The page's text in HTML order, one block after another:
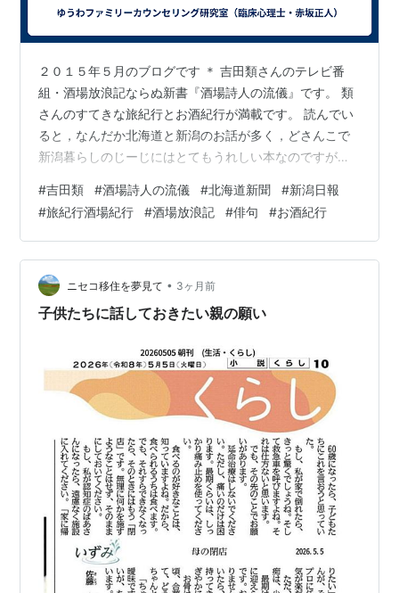
２０１５年５月のブログです ＊ 吉田類さんのテレビ番
組・酒場放浪記ならぬ新書『酒場詩人の流儀』です。 類
さんのすてきな旅紀行とお酒紀行が満載です。 読んでい
ると，なんだか北海道と新潟のお話が多く，どさんこで
新潟暮らしのじーじにはとてもうれしい本なのですが，
報」と北海道の地元紙である「北海道新聞」に連載され
た記事をまとめたものとのことで，納得！ ひいきめなし
に，大自然と山と水とお酒のすばらしさがいっぱい述べ
られており，いい本です。 もちろん，俳句もすばらし
く， 「グッバイを 鞄に詰めて 冬の旅」 にはしびれまし
た。 最近，テレビで，類さんが北海道の…
#吉田類 #酒場詩人の流儀 #北海道新聞 #新潟日報
#旅紀行酒場紀行 #酒場放浪記 #俳句 #お酒紀行
ニセコ移住を夢見て • 3ヶ月前
子供たちに話しておきたい親の願い